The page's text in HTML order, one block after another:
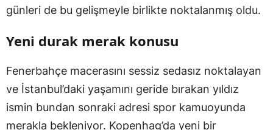
günleri de bu gelişmeyle birlikte noktalanmış oldu.
Yeni durak merak konusu
Fenerbahçe macerasını sessiz sedasız noktalayan
ve İstanbul’daki yaşamını geride bırakan yıldız
ismin bundan sonraki adresi spor kamuoyunda
merakla bekleniyor. Kopenhag’da yeni bir